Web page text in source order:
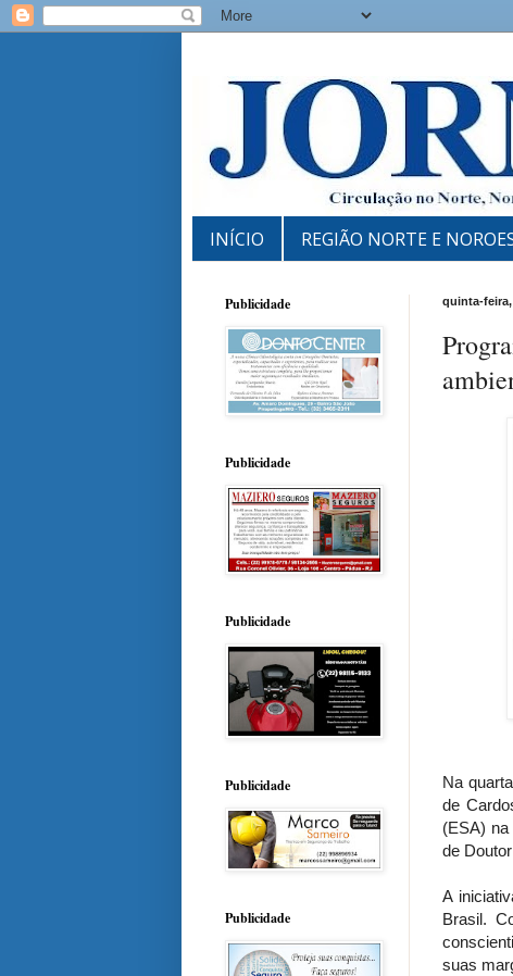
INÍCIO REGIÃO NORTE E
quinta-feira,
Na
de
(ESA)
de
A
Brasil.
suas
Publicidade
Publicidade
Publicidade
Publicidade
Publicidade